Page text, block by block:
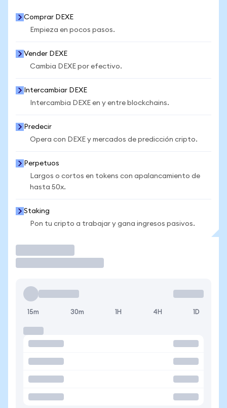
Comprar DEXE
Empieza en pocos pasos.
Vender DEXE
Cambia DEXE por efectivo.
Intercambiar DEXE
Intercambia DEXE en y entre blockchains.
Predecir
Opera con DEXE y mercados de predicción cripto.
Perpetuos
Largos o cortos en tokens con apalancamiento de
hasta 50x.
Staking
Pon tu cripto a trabajar y gana ingresos pasivos.
15m 30m 1H 4H 1D